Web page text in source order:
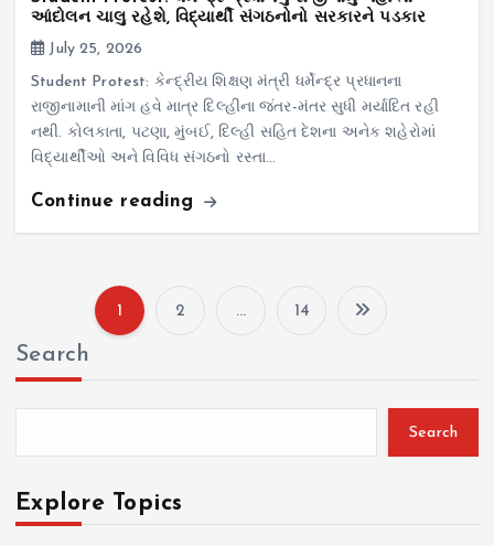
આંદોલન ચાલુ રહેશે, વિદ્યાર્થી સંગઠનોનો સરકારને પડકાર
July 25, 2026
Student Protest: કેન્દ્રીય શિક્ષણ મંત્રી ધર્મેન્દ્ર પ્રધાનના
રાજીનામાની માંગ હવે માત્ર દિલ્હીના જંતર-મંતર સુધી મર્યાદિત રહી
નથી. કોલકાતા, પટણા, મુંબઈ, દિલ્હી સહિત દેશના અનેક શહેરોમાં
વિદ્યાર્થીઓ અને વિવિધ સંગઠનો રસ્તા…
Continue reading
s
1 2 … 14
Search
Search
Explore Topics